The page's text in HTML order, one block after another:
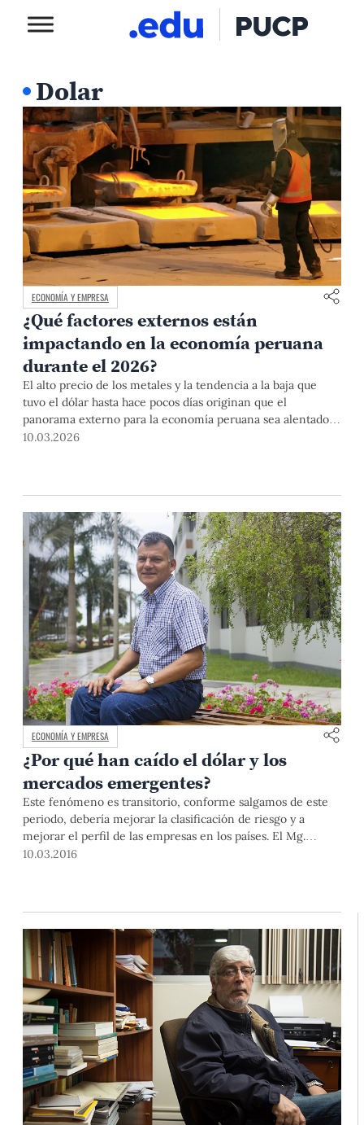
Dolar
ECONOMÍA Y EMPRESA
¿Qué factores externos están
impactando en la economía peruana
durante el 2026?
El alto precio de los metales y la tendencia a la baja que
tuvo el dólar hasta hace pocos días originan que el
panorama externo para la economía peruana sea alentador
hoy. Sin embargo, existen circunstancias de riesgo para el
propuestas para crecer más del 3.2% proyectado para este
2026.
10.03.2026
ECONOMÍA Y EMPRESA
¿Por qué han caído el dólar y los
mercados emergentes?
Este fenómeno es transitorio, conforme salgamos de este
periodo, debería mejorar la clasificación de riesgo y a
mejorar el perfil de las empresas en los países. El Mg.
Walther Leandro, docente del Departamento de Gestión y
10.03.2016